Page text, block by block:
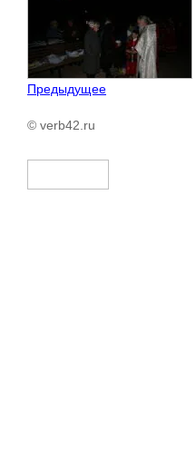
Предыдущее
© verb42.ru